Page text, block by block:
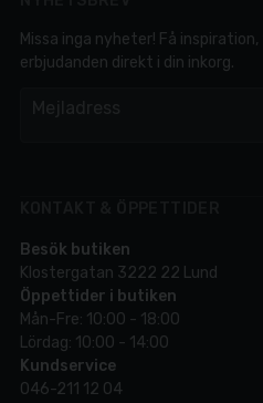
Missa inga nyheter! Få
erbjudanden direkt i din inkorg.
Besök butiken
Klostergatan 3222 22 Lund
Öppettider i butiken
Mån-Fre: 10:00 - 18:00
Lördag: 10:00 - 14:00
Kundservice
046-211 12 04